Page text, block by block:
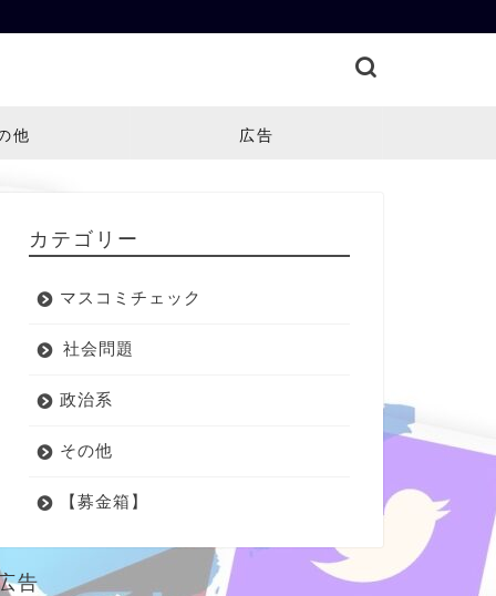
他 広告
カテゴリー
マスコミチェック
社会問題
政治系
その他
【募金箱】
告